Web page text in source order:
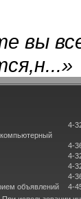
вы
»
объявлений
4-
4-
4-
4-
4-
4-